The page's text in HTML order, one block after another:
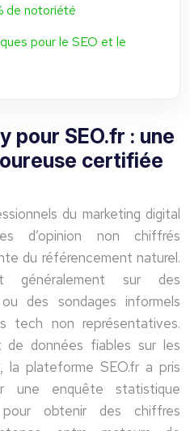
de notoriété
pour le SEO et le
pour SEO.fr : une
certifiée
du marketing digital
d’opinion non chiffrés
du référencement naturel.
généralement sur des
des sondages informels
tech non représentatives.
données fiables sur les
la plateforme SEO.fr a pris
une enquête statistique
obtenir des chiffres